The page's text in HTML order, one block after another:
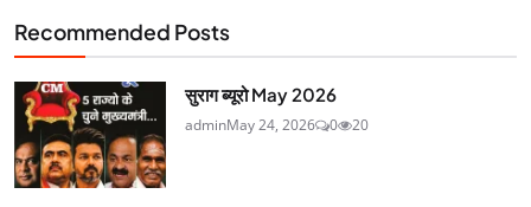
Recommended Posts
सुराग ब्यूरो May 2026
adminMay 24, 2026 0 20